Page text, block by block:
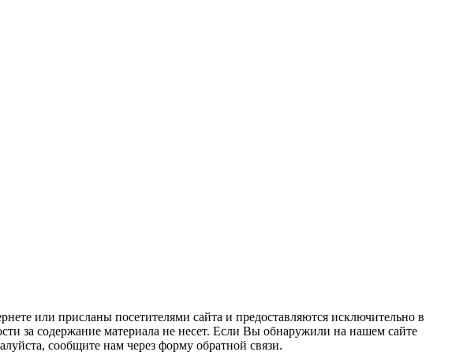
или присланы посетителями сайта и предоставляются исключительно в
за содержание материала не несет. Если Вы обнаружили на нашем сайте
сообщите нам через форму обратной связи.